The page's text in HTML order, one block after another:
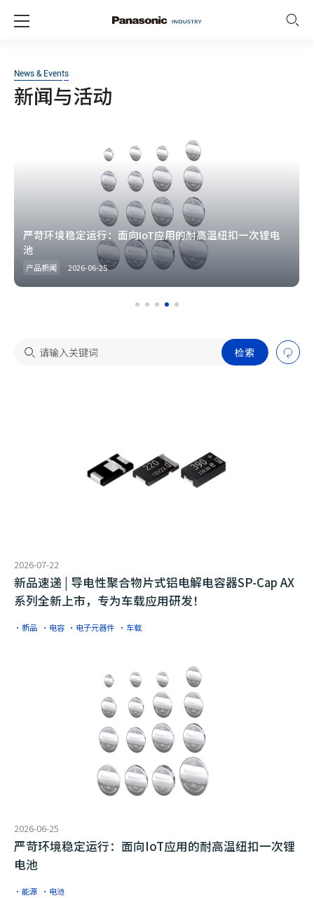
News & Events
新闻与活动
严苛环境稳定运行：面向IoT应用的耐高温纽扣一次锂电
池
产品新闻 2026-06-25
检索
2026-07-22
​新品速递 | 导电性聚合物片式铝电解电容器SP-Cap AX
系列全新上市，专为车载应用研发！
·新品 ·电容 ·电子元器件 ·车载
2026-06-25
严苛环境稳定运行：面向IoT应用的耐高温纽扣一次锂
电池
·能源 ·电池